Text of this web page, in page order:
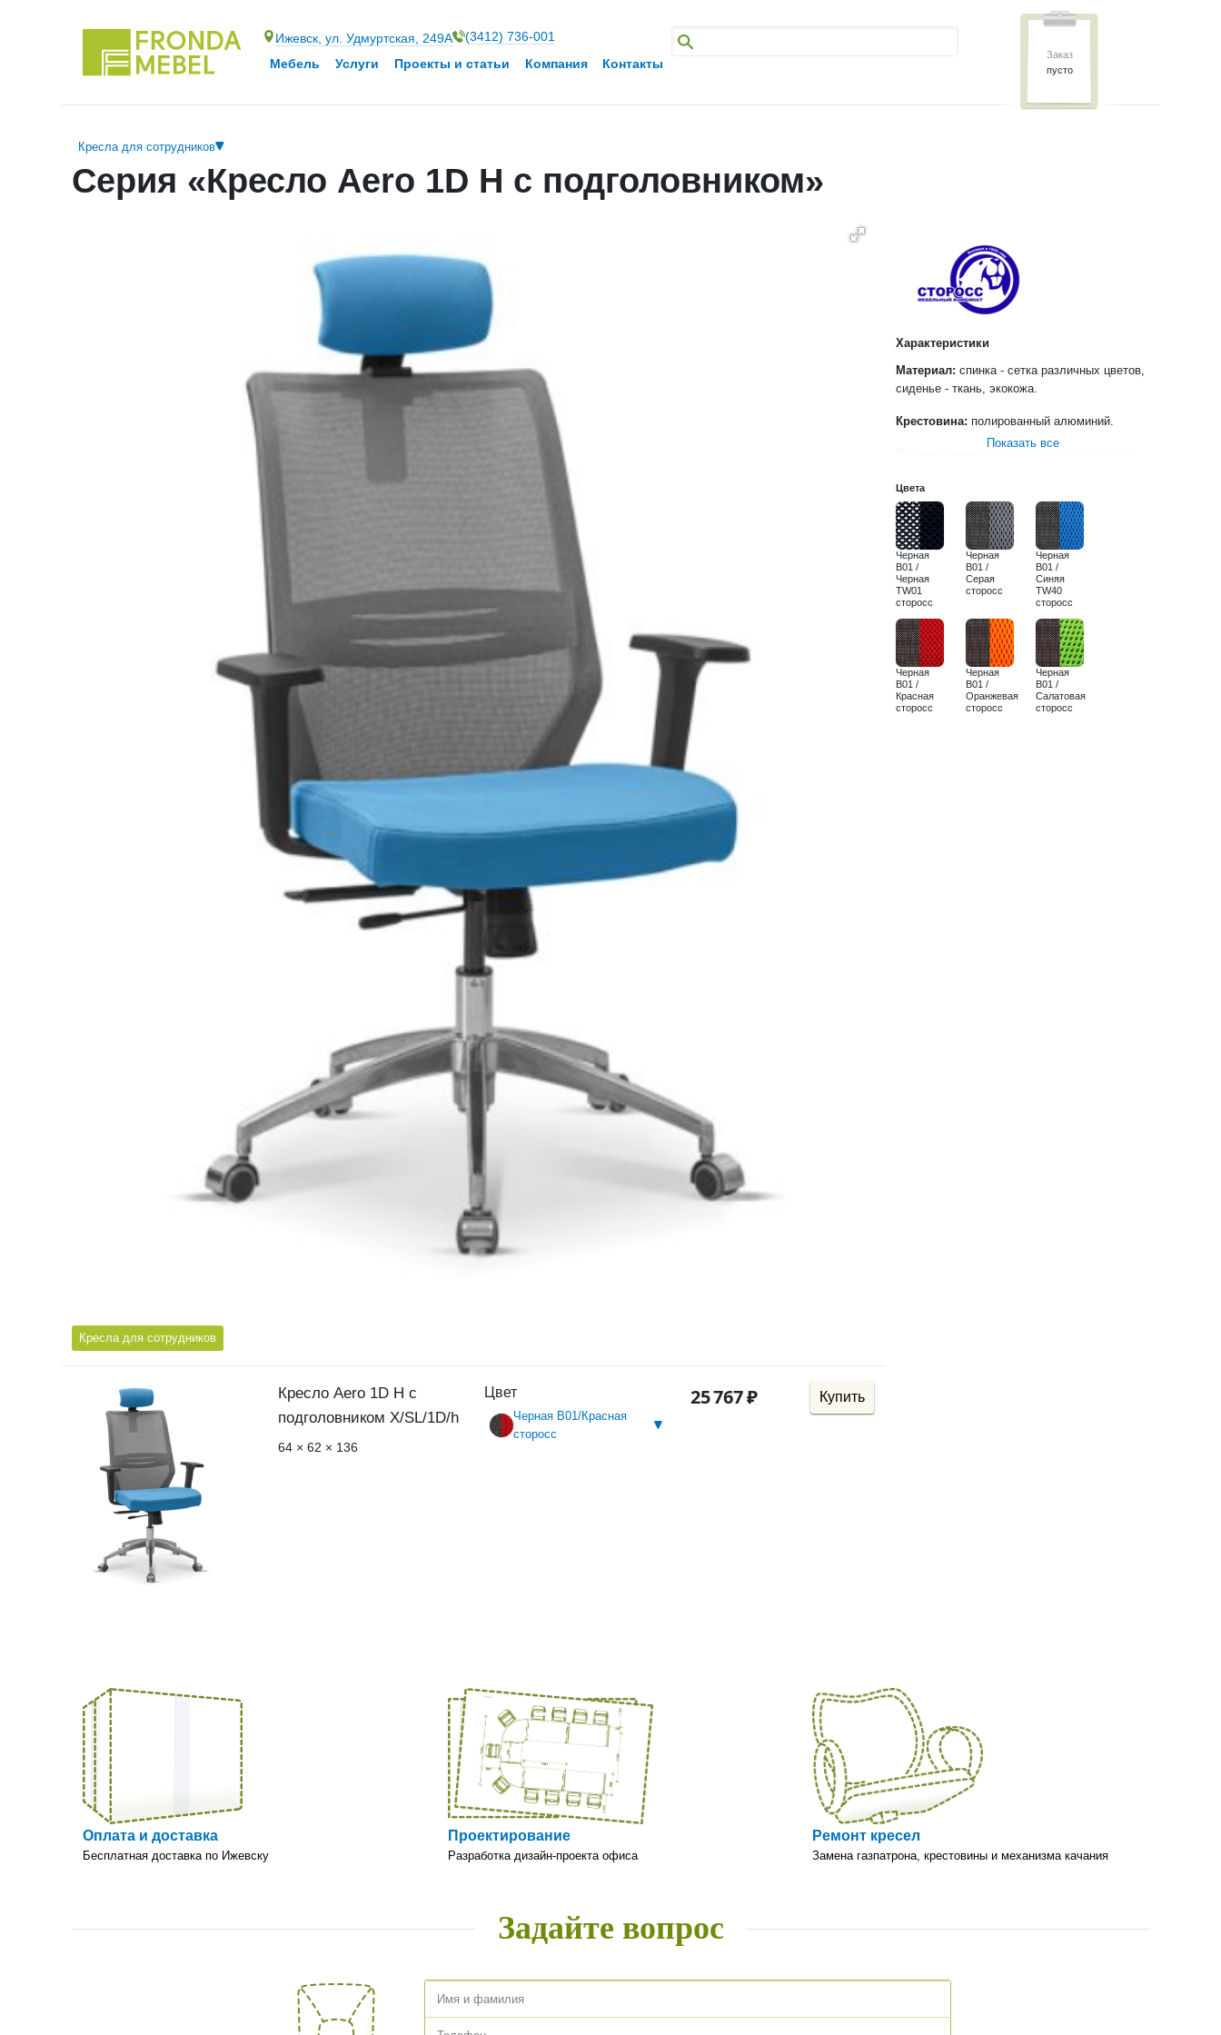
Заказ
пусто
Ижевск, ул. Удмуртская, 249А
(3412) 736-001
Мебель
Услуги Проекты и статьи Компания Контакты
Кресла для сотрудников
Серия «Кресло Aero 1D H с подголовником»
Кресла для сотрудников
Кресло Aero 1D H с
подголовником X/SL/1D/h
64 × 62 × 136
Цвет
Черная B01/Красная
сторосс
25767₽ Купить
Характеристики
Материал: спинка - сетка различных цветов,
сиденье - ткань, экокожа.
Крестовина: полированный алюминий.
Механизм:
синхромеханизм с функцией
регулировки сиденья по глубине.
Показать все
Цвета
Черная
B01 /
Черная
TW01
сторосс
Черная
B01 /
Серая
сторосс
Черная
B01 /
Синяя
TW40
сторосс
Черная
B01 /
Красная
сторосс
Черная
B01 /
Оранжевая
сторосс
Черная
B01 /
Салатовая
сторосс
Оплата и доставка
Бесплатная доставка по Ижевску
Проектирование
Разработка дизайн-проекта офиса
Ремонт кресел
Замена газпатрона, крестовины и механизма качания
Задайте вопрос